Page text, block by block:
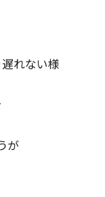
れない様
が